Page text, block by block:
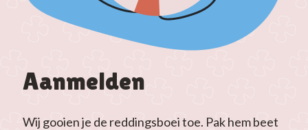
Aanmelden
Wij gooien je de reddingsboei toe. Pak hem beet